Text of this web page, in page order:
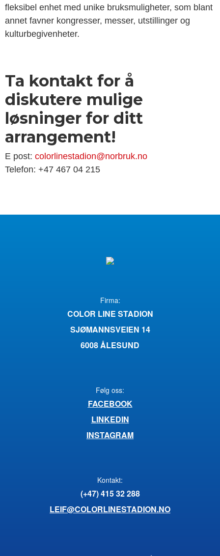
fleksibel enhet med unike bruksmuligheter, som blant
annet favner kongresser, messer, utstillinger og
kulturbegivenheter.
Ta kontakt for å
diskutere mulige
løsninger for ditt
arrangement!
E post: colorlinestadion@norbruk.no
Telefon: +47 467 04 215
Firma:
COLOR LINE STADION
SJØMANNSVEIEN 14
6008 ÅLESUND
Følg oss:
FACEBOOK
LINKEDIN
INSTAGRAM
Kontakt:
(+47) 415 32 288
LEIF@COLORLINESTADION.NO